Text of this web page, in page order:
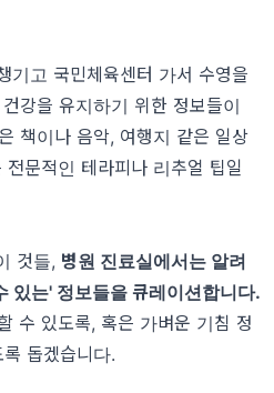
기고 국민체육센터 가서 수영을
강을 유지하기 위한 정보들이
책이나 음악, 여행지 같은 일상
문적인 테라피나 리추얼 팁일
것들, 병원 진료실에서는 알려
있는' 정보들을 큐레이션합니다.
수 있도록, 혹은 가벼운 기침 정
돕겠습니다.